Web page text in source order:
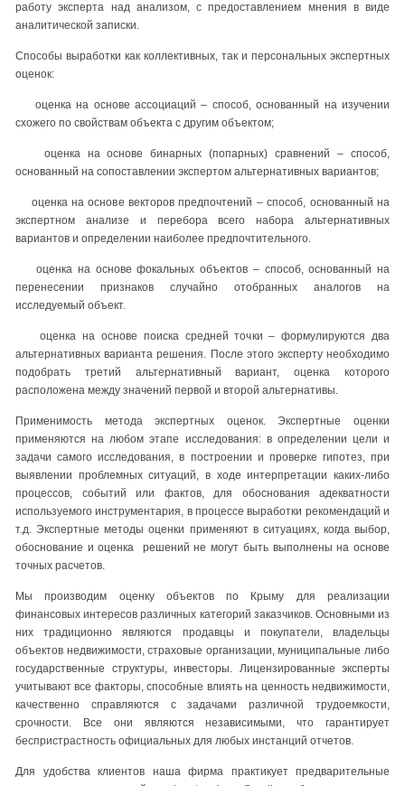
работу эксперта над анализом, с предоставлением мнения в виде
аналитической записки.
Способы выработки как коллективных, так и персональных экспертных
оценок:
оценка на основе ассоциаций – способ, основанный на изучении
схожего по свойствам объекта с другим объектом;
оценка на основе бинарных (попарных) сравнений – способ,
основанный на сопоставлении экспертом альтернативных вариантов;
оценка на основе векторов предпочтений – способ, основанный на
экспертном анализе и перебора всего набора альтернативных
вариантов и определении наиболее предпочтительного.
оценка на основе фокальных объектов – способ, основанный на
перенесении признаков случайно отобранных аналогов на
исследуемый объект.
оценка на основе поиска средней точки – формулируются два
альтернативных варианта решения. После этого эксперту необходимо
подобрать третий альтернативный вариант, оценка которого
расположена между значений первой и второй альтернативы.
Применимость метода экспертных оценок. Экспертные оценки
применяются на любом этапе исследования: в определении цели и
задачи самого исследования, в построении и проверке гипотез, при
выявлении проблемных ситуаций, в ходе интерпретации каких-либо
процессов, событий или фактов, для обоснования адекватности
используемого инструментария, в процессе выработки рекомендаций и
т.д. Экспертные методы оценки применяют в ситуациях, когда выбор,
обоснование и оценка решений не могут быть выполнены на основе
точных расчетов.
Мы производим оценку объектов по Крыму для реализации
финансовых интересов различных категорий заказчиков. Основными из
них традиционно являются продавцы и покупатели, владельцы
объектов недвижимости, страховые организации, муниципальные либо
государственные структуры, инвесторы. Лицензированные эксперты
учитывают все факторы, способные влиять на ценность недвижимости,
качественно справляются с задачами различной трудоемкости,
срочности. Все они являются независимыми, что гарантирует
беспристрастность официальных для любых инстанций отчетов.
Для удобства клиентов наша фирма практикует предварительные